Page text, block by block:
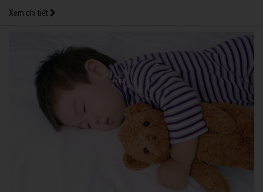
viên Nước” với nhiều ưu đãi hấp dẫn dành cho khách hàng như sau:
Xem chi tiết